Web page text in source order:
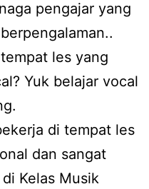
pengajar yang
les yang
Yuk belajar vocal
di tempat les
dan sangat
Kelas Musik